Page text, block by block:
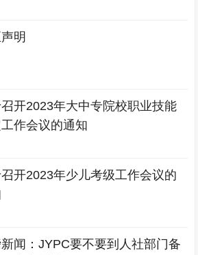
明
开2023年大中专院校职业技能
作会议的通知
开2023年少儿考级工作会议的
闻：JYPC要不要到人社部门备